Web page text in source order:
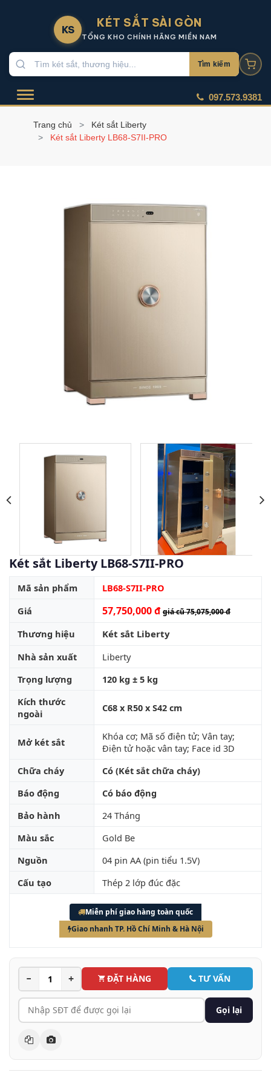
KS KÉT SẮT SÀI GÒN
TỔNG KHO CHÍNH HÃNG MIỀN NAM
Tìm kiếm
097.573.9381
Trang chủ
Két sắt Liberty
Két sắt Liberty LB68-S7II-PRO
Két sắt Liberty LB68-S7II-PRO
Mã sản phẩm
LB68-S7II-PRO
Giá
57,750,000 đ giá cũ 75,075,000 đ
Thương hiệu
Két sắt Liberty
Nhà sản xuất
Liberty
Trọng lượng
120 kg ± 5 kg
Kích thước
ngoài
C68 x R50 x S42 cm
Mở két sắt
Khóa cơ; Mã số điện tử; Vân tay;
Điện tử hoặc vân tay; Face id 3D
Chữa cháy
Có (Két sắt chữa cháy)
Báo động
Có báo động
Bảo hành
24 Tháng
Màu sắc
Gold Be
Nguồn
04 pin AA (pin tiểu 1.5V)
Cấu tạo
Thép 2 lớp đúc đặc
Miễn phí giao hàng toàn quốc
Giao nhanh TP. Hồ Chí Minh & Hà Nội
− + ĐẶT HÀNG TƯ VẤN
Gọi lại